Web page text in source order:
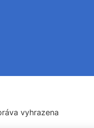
vyhrazena